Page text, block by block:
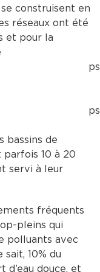
construisent en
réseaux ont été
et pour la
bassins de
10 à 20
servi à leur
fréquents
pleins qui
polluants avec
10% du
douce, et